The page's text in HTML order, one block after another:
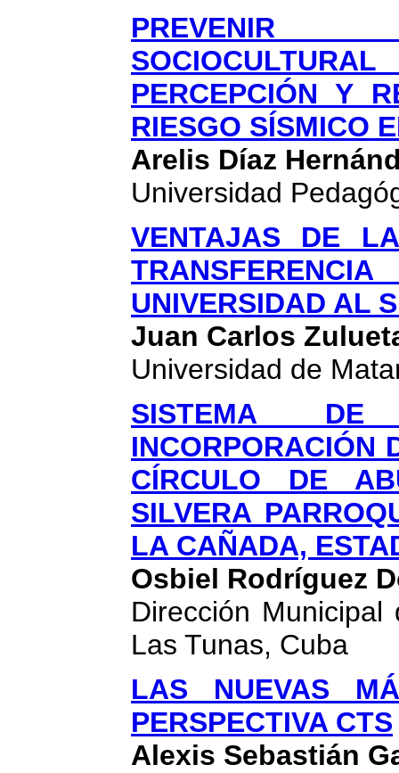
PREVENIR
PERCEPCIÓN Y
RIESGO SÍSMICO
Arelis Díaz
Universidad
VENTAJAS DE
UNIVERSIDAD AL
Juan Carlos
Universidad de
SISTEMA
INCORPORACIÓN
CÍRCULO DE
SILVERA
LA CAÑADA,
Osbiel Rodríguez
Dirección Municipal
Las Tunas, Cuba
LAS NUEVAS
PERSPECTIVA CTS
Alexis Sebastián